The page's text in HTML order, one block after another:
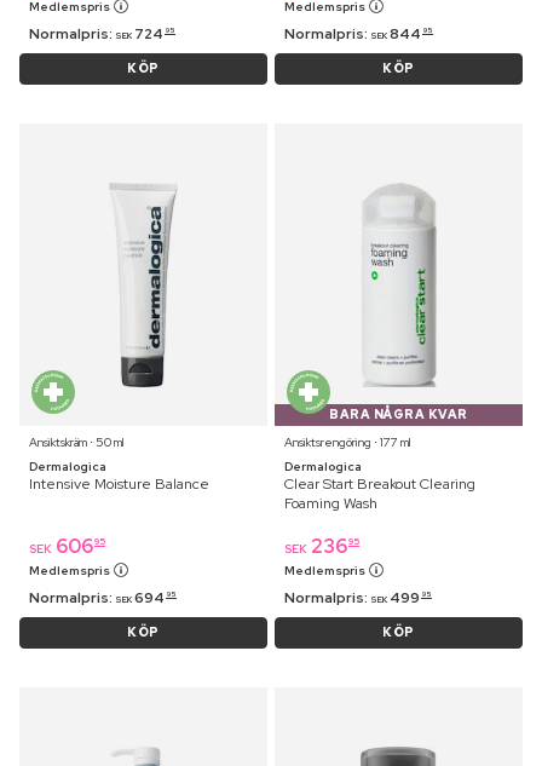
Medlemspris
Normalpris: SEK 724 95
KÖP
Medlemspris
Normalpris: SEK 844 95
KÖP
Ansiktskräm ⋅ 50 ml
Dermalogica
Intensive Moisture Balance
SEK 60695
Medlemspris
Normalpris: SEK 694 95
KÖP
BARA NÅGRA KVAR
Ansiktsrengöring ⋅ 177 ml
Dermalogica
Clear Start Breakout Clearing
Foaming Wash
SEK 23695
Medlemspris
Normalpris: SEK 499 95
KÖP